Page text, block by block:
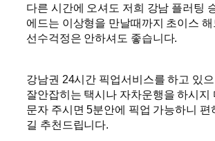
다른 시간에 오셔도 저희 강남 플러팅
에드는 이상형을 만날때까지 초이스
선수걱정은 안하셔도 좋습니다.
강남권 24시간 픽업서비스를 하고 있
잘안잡히는 택시나 자차운행을 하시지
문자 주시면 5분안에 픽업 가능하니 편
길 추천드립니다.